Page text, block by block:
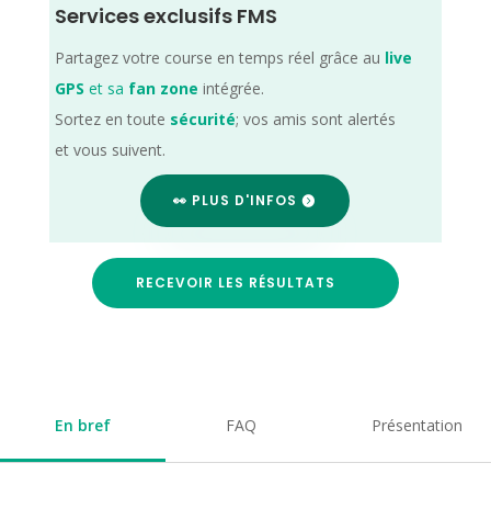
Services exclusifs FMS
Partagez votre course en temps réel grâce au live
GPS et sa fan zone intégrée.
Sortez en toute sécurité; vos amis sont alertés
et vous suivent.
👀 PLUS D'INFOS
RECEVOIR LES RÉSULTATS
En bref FAQ Présentation